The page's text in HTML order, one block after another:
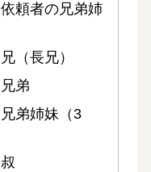
依頼者の兄弟姉
兄（長兄）
兄弟
兄弟姉妹（3
叔